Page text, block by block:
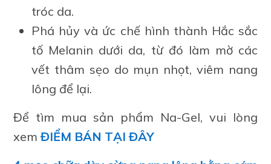
tróc da.
Phá hủy và ức chế hình thành Hắc sắc
tố Melanin dưới da, từ đó làm mờ các
vết thâm sẹo do mụn nhọt, viêm nang
lông để lại.
Để tìm mua sản phẩm Na-Gel, vui lòng
xemĐIỂM BÁN TẠI ĐÂY